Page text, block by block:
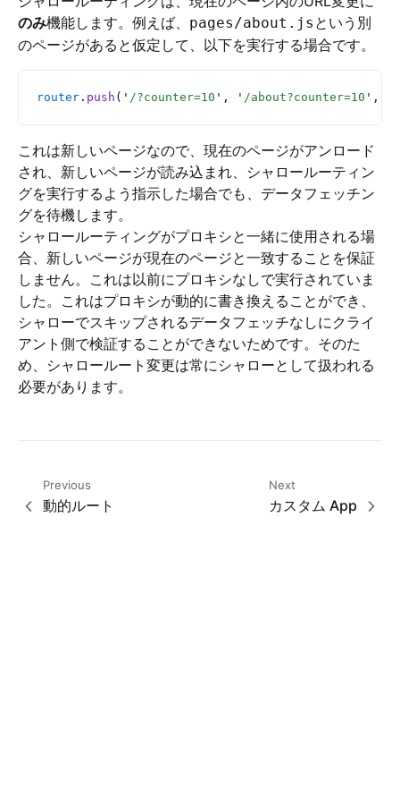
のみ機能します。例えば、 pages/about.js という別
のページがあると仮定して、以下を実行する場合です。
router . push ( ' /?counter=10 ' , ' /about?counter=10 ' , {
これは新しいページなので、現在のページがアンロード
され、新しいページが読み込まれ、シャロールーティン
グを実行するよう指示した場合でも、データフェッチン
グを待機します。
シャロールーティングがプロキシと一緒に使用される場
合、新しいページが現在のページと一致することを保証
しません。これは以前にプロキシなしで実行されていま
した。これはプロキシが動的に書き換えることができ、
シャローでスキップされるデータフェッチなしにクライ
アント側で検証することができないためです。そのた
め、シャロールート変更は常にシャローとして扱われる
必要があります。
Previous
動的ルート
Next
カスタム App